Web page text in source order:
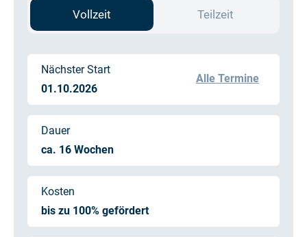
Vollzeit Teilzeit
Nächster Start
01.10.2026
Alle Termine
Dauer
ca. 16 Wochen
Kosten
bis zu 100% gefördert